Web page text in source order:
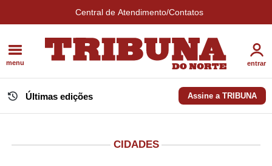
Central de Atendimento/Contatos
menu entrar
Últimas edições Assine a TRIBUNA
CIDADES